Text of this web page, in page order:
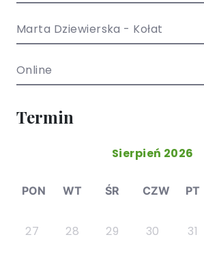
Marta Dziewierska - Kołat
Online
Termin
Sierpień 2026
PON WT ŚR CZW PT
27 28 29 30 31